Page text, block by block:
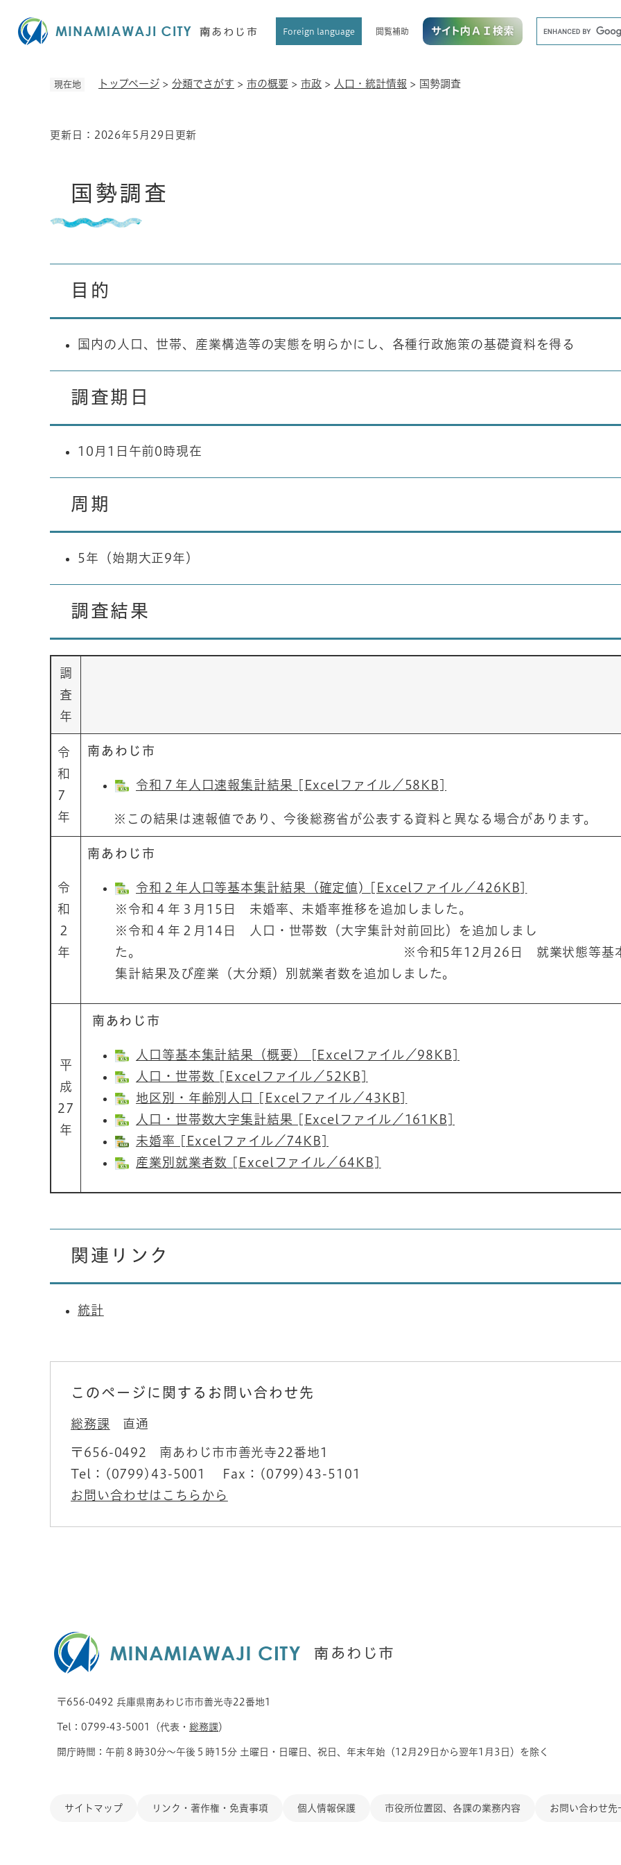
Foreign language 閲覧補助
現在地 トップページ > 分類でさがす > 市の概要 > 市政 > 人口・統計情報 > 国勢調査
本
更新日：2026年5月29日更新
国勢調査
目的
国内の人口、世帯、産業構造等の実態を明らかにし、各種行政施策の基礎資料を得る
調査期日
10月1日午前0時現在
周期
5年（始期大正9年）
調査結果
調
査
年
令
和
7
年
南あわじ市
令和７年人口速報集計結果 [Excelファイル／58KB]
※この結果は速報値であり、今後総務省が公表する資料と異なる場合があります。
令
和
２
年
南あわじ市
令和２年人口等基本集計結果（確定値) [Excelファイル／426KB]
※令和４年３月15日 未婚率、未婚率推移を追加しました。
※令和４年２月14日 人口・世帯数（大字集計対前回比）を追加しまし
た。 ※令和5年12月26日 就業状態等基
集計結果及び産業（大分類）別就業者数を追加しました。
平
成
27
年
南あわじ市
人口等基本集計結果（概要） [Excelファイル／98KB]
人口・世帯数 [Excelファイル／52KB]
地区別・年齢別人口 [Excelファイル／43KB]
人口・世帯数大字集計結果 [Excelファイル／161KB]
未婚率 [Excelファイル／74KB]
産業別就業者数 [Excelファイル／64KB]
関連リンク
統計
このページに関するお問い合わせ先
総務課 直通
〒656-0492
南あわじ市市善光寺22番地1
Tel：(0799)43-5001
Fax：(0799)43-5101
お問い合わせはこちらから
〒656-0492 兵庫県南あわじ市市善光寺22番地1
Tel：0799-43-5001（代表・ 総務課）
開庁時間：午前８時30分～午後５時15分 土曜日・日曜日、祝日、年末年始（12月29日から翌年1月3日）を除く
サイトマップ リンク・著作権・免責事項 個人情報保護 市役所位置図、各課の業務内容 お問い合わせ先